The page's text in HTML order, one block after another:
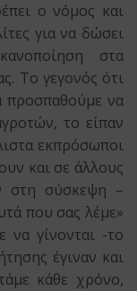
ο νόμος και
για να δώσει
στα
Το γεγονός ότι
προσπαθούμε να
το είπαν
εκπρόσωποι
και σε άλλους
στη σύσκεψη –
που σας λέμε»
να γίνονται -το
έγιναν και
κάθε χρόνο,